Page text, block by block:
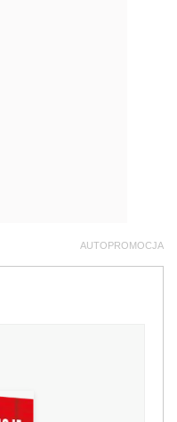
AUTOPROMOCJA